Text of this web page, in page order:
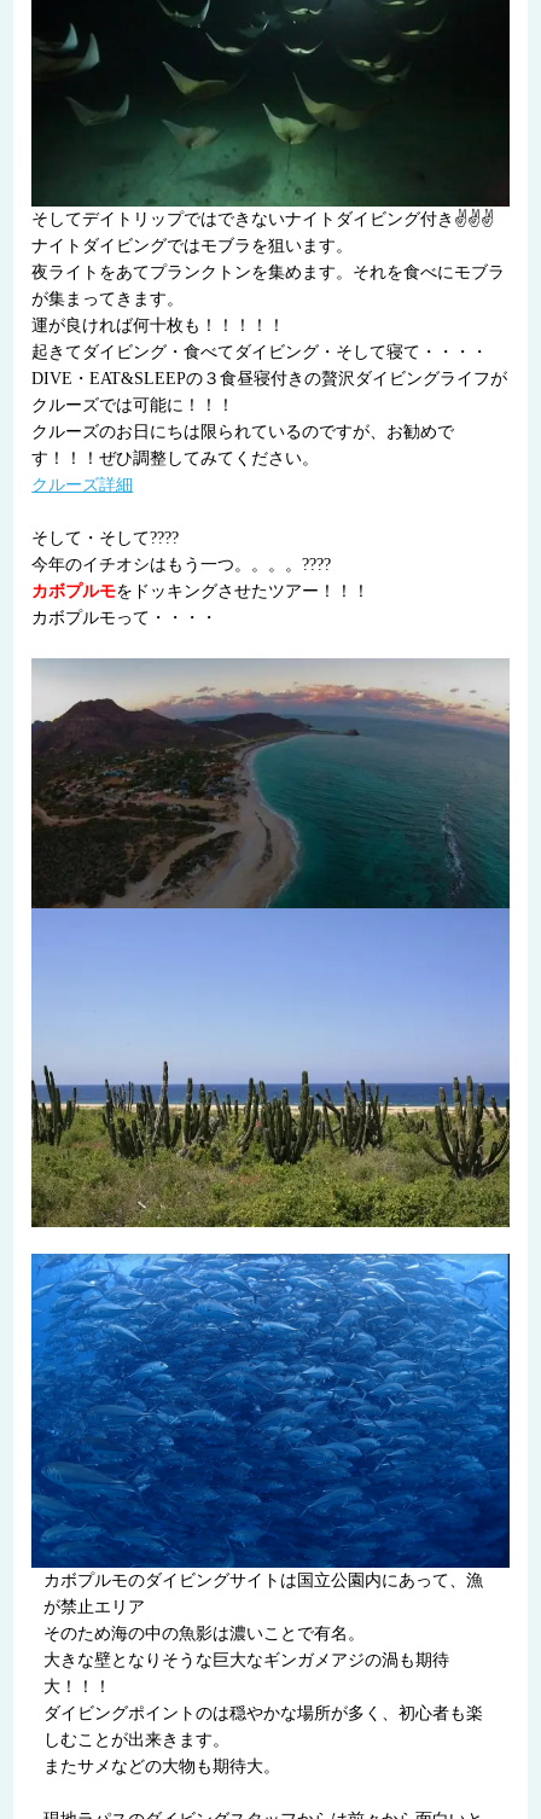
そしてデイトリップではできないナイトダイビング付き✌✌✌
ナイトダイビングではモブラを狙います。
夜ライトをあてプランクトンを集めます。それを食べにモブラ
が集まってきます。
運が良ければ何十枚も！！！！！
起きてダイビング・食べてダイビング・そして寝て・・・・
DIVE・EAT&SLEEPの３食昼寝付きの贅沢ダイビングライフが
クルーズでは可能に！！！
クルーズのお日にちは限られているのですが、お勧めで
す！！！ぜひ調整してみてください。
クルーズ詳細
そして・そして????
今年のイチオシはもう一つ。。。。????
カボプルモをドッキングさせたツアー！！！
カボプルモって・・・・
カボプルモのダイビングサイトは国立公園内にあって、漁
が禁止エリア
そのため海の中の魚影は濃いことで有名。
大きな壁となりそうな巨大なギンガメアジの渦も期待
大！！！
ダイビングポイントのは穏やかな場所が多く、初心者も楽
しむことが出来きます。
またサメなどの大物も期待大。